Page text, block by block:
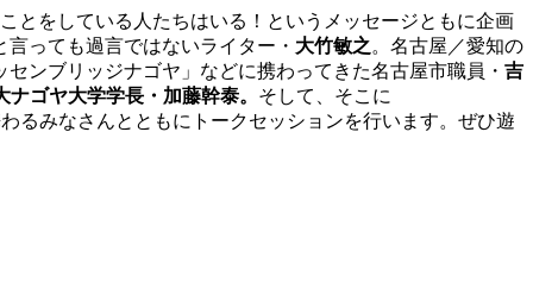
とをしている人たちはいる！というメッセージともに企画
っても過言ではないライター・ 大竹敏之。名古屋／愛知の
ンブリッジナゴヤ」などに携わってきた名古屋市職員・ 吉
ゴヤ大学学長・加藤幹泰。 そして、そこに
るみなさんとともにトークセッションを行います。ぜひ遊